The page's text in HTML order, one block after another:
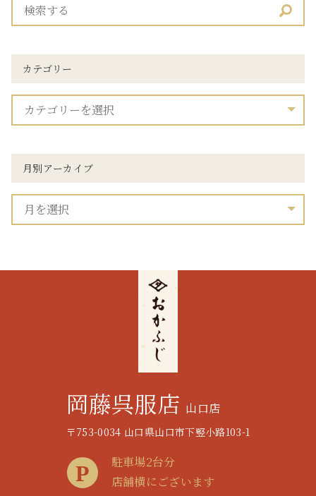
カテゴリー
月別アーカイブ
岡藤呉服店 山口店
〒753-0034 山口県山口市下竪小路103-1
駐車場2台分
店舗横にございます